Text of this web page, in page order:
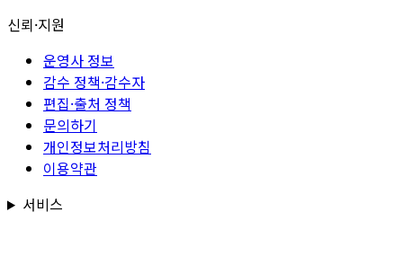
신뢰·지원
운영사 정보
감수 정책·감수자
편집·출처 정책
문의하기
개인정보처리방침
이용약관
서비스